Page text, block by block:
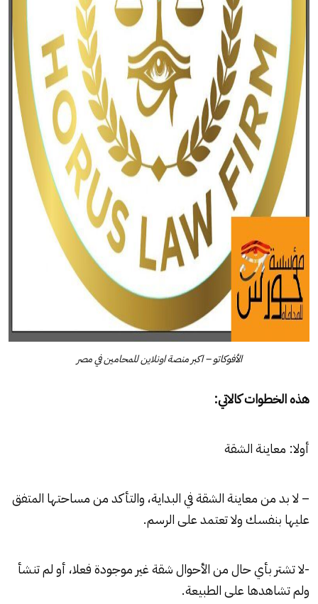
الأفوكاتو – اكبر منصة اونلاين للمحامين في مصر
هذه الخطوات كالاتي:
أولا: معاينة الشقة
– لا بد من معاينة الشقة في البداية، والتأكد من مساحتها المتفق
عليها بنفسك ولا تعتمد على الرسم.
-لا تشتر بأي حال من الأحوال شقة غير موجودة فعلا، أو لم تنشأ
ولم تشاهدها على الطبيعة.